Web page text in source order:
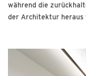
während die
der Architektur heraus